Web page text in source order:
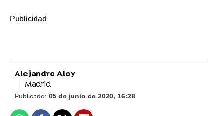
Alejandro Aloy
Madrid
Publicado: 05 de junio de 2020, 16:28